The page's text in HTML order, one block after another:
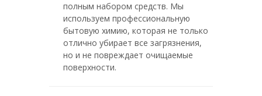
полным набором средств. Мы
используем профессиональную
бытовую химию, которая не только
отлично убирает все загрязнения,
но и не повреждает очищаемые
поверхности.